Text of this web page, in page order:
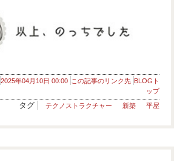
2025年04月10日 00:00 この記事のリンク先 BLOGト
ップ
タグ テクノストラクチャー 新築 平屋